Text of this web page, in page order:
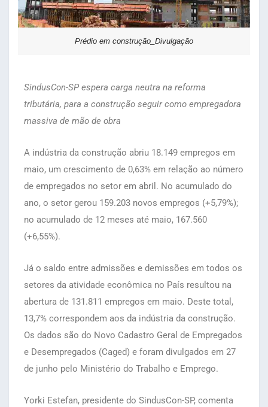
Prédio em construção_Divulgação
SindusCon-SP espera carga neutra na reforma
tributária, para a construção seguir como empregadora
massiva de mão de obra
A indústria da construção abriu 18.149 empregos em
maio, um crescimento de 0,63% em relação ao número
de empregados no setor em abril. No acumulado do
ano, o setor gerou 159.203 novos empregos (+5,79%);
no acumulado de 12 meses até maio, 167.560
(+6,55%).
Já o saldo entre admissões e demissões em todos os
setores da atividade econômica no País resultou na
abertura de 131.811 empregos em maio. Deste total,
13,7% correspondem aos da indústria da construção.
Os dados são do Novo Cadastro Geral de Empregados
e Desempregados (Caged) e foram divulgados em 27
de junho pelo Ministério do Trabalho e Emprego.
Yorki Estefan, presidente do SindusCon-SP, comenta